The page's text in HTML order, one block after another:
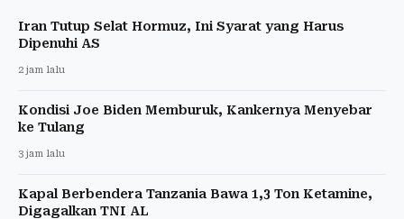
Iran Tutup Selat Hormuz, Ini Syarat yang Harus
Dipenuhi AS
2 jam lalu
Kondisi Joe Biden Memburuk, Kankernya Menyebar
ke Tulang
3 jam lalu
Kapal Berbendera Tanzania Bawa 1,3 Ton Ketamine,
Digagalkan TNI AL